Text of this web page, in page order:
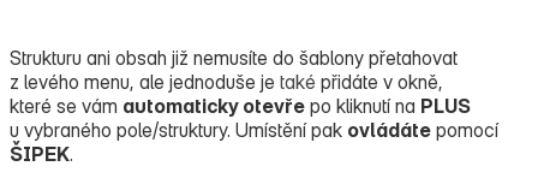
Strukturu ani obsah již nemusíte do šablony přetahovat
z levého menu, ale jednoduše je také přidáte v okně,
které se vám automaticky otevře po kliknutí na PLUS
u vybraného pole/struktury. Umístění pak ovládáte pomocí
ŠIPEK.